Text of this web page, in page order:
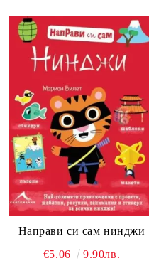
Направи си сам нинджи
€5.06
9.90лв.